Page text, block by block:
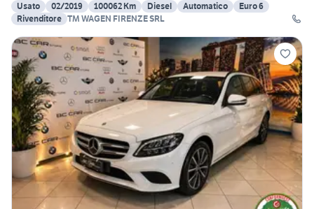
Usato
02/2019 100062 Km Diesel Automatico
Euro 6
Rivenditore TM WAGEN FIRENZE SRL